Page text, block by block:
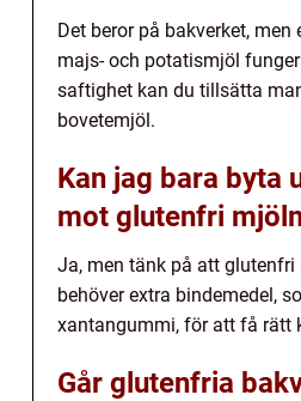
Det beror på bakverket, men
majs- och potatismjöl
saftighet kan du tillsätta
bovetemjöl.
Kan jag bara byta
mot glutenfri
Ja, men tänk på att
behöver extra bindemedel,
xantangummi, för att få rätt
Går glutenfria